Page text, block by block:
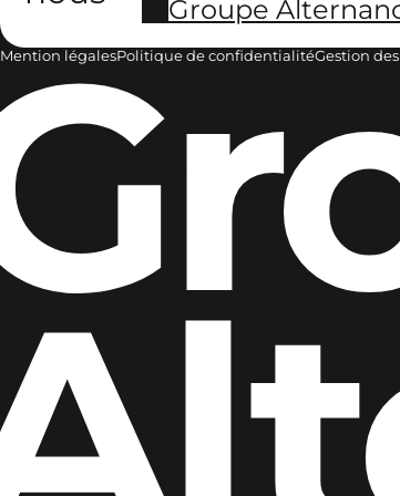
Groupe
Mention légalesPolitique de confidentialitéGestion